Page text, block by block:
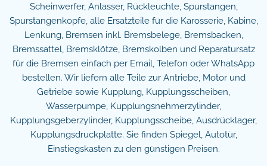
Scheinwerfer, Anlasser, Rückleuchte, Spurstangen,
Spurstangenköpfe, alle Ersatzteile für die Karosserie, Kabine,
Lenkung, Bremsen inkl. Bremsbelege, Bremsbacken,
Bremssattel, Bremsklötze, Bremskolben und Reparatursatz
für die Bremsen einfach per Email, Telefon oder WhatsApp
bestellen. Wir liefern alle Teile zur Antriebe, Motor und
Getriebe sowie Kupplung, Kupplungsscheiben,
Wasserpumpe, Kupplungsnehmerzylinder,
Kupplungsgeberzylinder, Kupplungsscheibe, Ausdrücklager,
Kupplungsdruckplatte. Sie finden Spiegel, Autotür,
Einstiegskasten zu den günstigen Preisen.